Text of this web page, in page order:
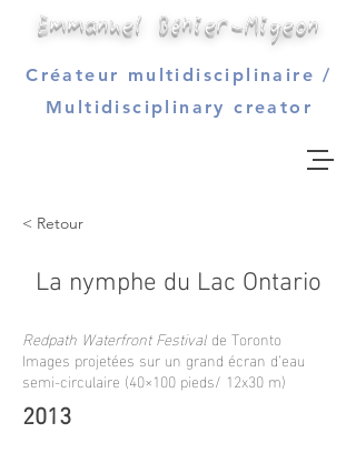
Emmanuel Béhier-Migeon
Créateur multidisciplinaire /
Multidisciplinary creator
< Retour
La nymphe du Lac Ontario
Redpath Waterfront Festival de Toronto
Images projetées sur un grand écran d’eau
semi-circulaire (40×100 pieds/ 12x30 m)
2013